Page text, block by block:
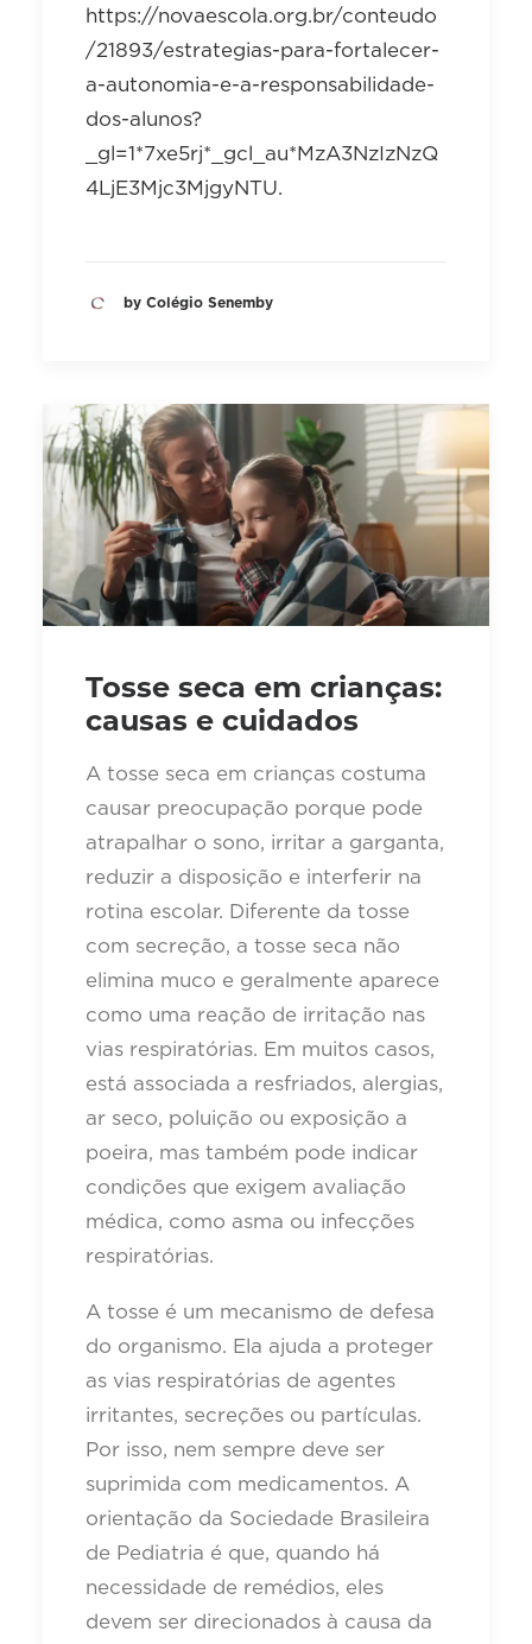
https://novaescola.org.br/conteudo
/21893/estrategias-para-fortalecer-
a-autonomia-e-a-responsabilidade-
dos-alunos?
_gl=1*7xe5rj*_gcl_au*MzA3NzIzNzQ
4LjE3Mjc3MjgyNTU.
by Colégio Senemby
Tosse seca em crianças:
causas e cuidados
A tosse seca em crianças costuma
causar preocupação porque pode
atrapalhar o sono, irritar a garganta,
reduzir a disposição e interferir na
rotina escolar. Diferente da tosse
com secreção, a tosse seca não
elimina muco e geralmente aparece
como uma reação de irritação nas
vias respiratórias. Em muitos casos,
está associada a resfriados, alergias,
ar seco, poluição ou exposição a
poeira, mas também pode indicar
condições que exigem avaliação
médica, como asma ou infecções
respiratórias.
A tosse é um mecanismo de defesa
do organismo. Ela ajuda a proteger
as vias respiratórias de agentes
irritantes, secreções ou partículas.
Por isso, nem sempre deve ser
suprimida com medicamentos. A
orientação da Sociedade Brasileira
de Pediatria é que, quando há
necessidade de remédios, eles
devem ser direcionados à causa da